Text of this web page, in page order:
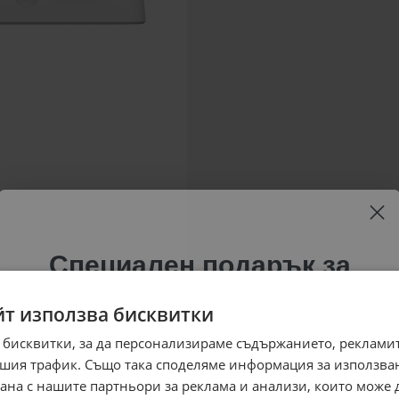
използва бисквитки
за да персонализираме съдържанието,
трафик. Също така споделяме информация за
с нашите партньори за реклама и анализи, които може
Специален подарък за
специални предложения само за теб като
въведеш само email адрес и получи отстъпка от
първата ти поръчка.